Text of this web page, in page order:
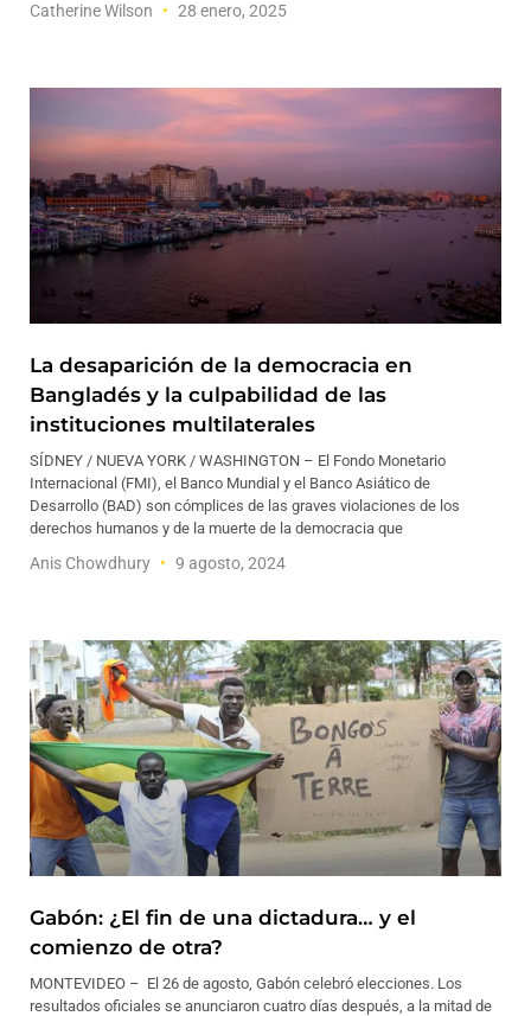
Catherine Wilson 28 enero, 2025
La desaparición de la democracia en
Bangladés y la culpabilidad de las
instituciones multilaterales
SÍDNEY / NUEVA YORK / WASHINGTON – El Fondo Monetario
Internacional (FMI), el Banco Mundial y el Banco Asiático de
Desarrollo (BAD) son cómplices de las graves violaciones de los
derechos humanos y de la muerte de la democracia que
Anis Chowdhury 9 agosto, 2024
Gabón: ¿El fin de una dictadura… y el
comienzo de otra?
MONTEVIDEO – El 26 de agosto, Gabón celebró elecciones. Los
resultados oficiales se anunciaron cuatro días después, a la mitad de